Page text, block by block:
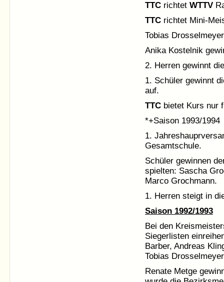
TTC richtet WTTV
TTC richtet Mini-
Tobias
Anika Kostelnik
2. Herren gewinnt
1. Schüler gewinnt
auf.
TTC bietet Kurs nur
*+Saison 1993/1994
1.
Gesamtschule.
Schüler gewinnen
spielten: Sascha
Marco Grochmann.
1. Herren steigt in
Saison 1992/1993
Bei den
Siegerlisten
Barber, Andreas
Tobias
Renate Metge